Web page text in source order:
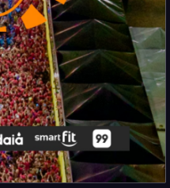
Marketing E Negócios
Música
News Tech